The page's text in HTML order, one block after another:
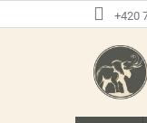
na
+420